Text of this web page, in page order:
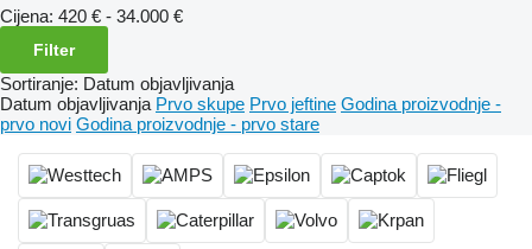
Cijena: 420 € - 34.000 €
Filter
Sortiranje: Datum objavljivanja
Datum objavljivanja Prvo skupe Prvo jeftine Godina proizvodnje -
prvo novi Godina proizvodnje - prvo stare